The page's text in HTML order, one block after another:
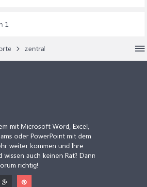
1
zentral
mit Microsoft Word, Excel,
oder PowerPoint mit dem
weiter kommen und Ihre
wissen auch keinen Rat? Dann
richtig!